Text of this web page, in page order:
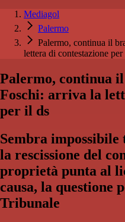
Mediagol
Palermo
Palermo, continua il
lettera di contestazione
Palermo, continua
Foschi: arriva la
per il ds
Sembra
la rescissione del
proprietà punta al
causa, la questione
Tribunale